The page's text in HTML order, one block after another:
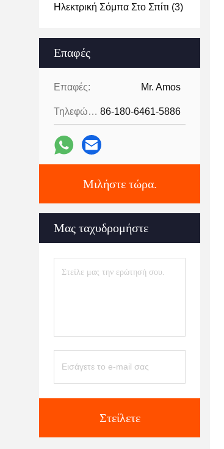
Ηλεκτρική Σόμπα Στο Σπίτι (3)
Επαφές
Επαφές: Mr. Amos
Τηλεφώνημα: 86-180-6461-5886
Μιλήστε τώρα.
Μας ταχυδρομήστε
Στείλετε